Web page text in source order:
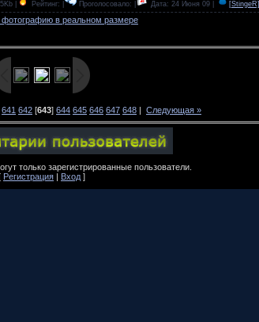
| Рейтинг: | Проголосовало: | Дата: 24 Июня 09 | [StingeR]
в реальном размере
641 642 [643] 644 645 646 647 648 | Следующая »
только зарегистрированные пользователи.
[ Регистрация Вход ]